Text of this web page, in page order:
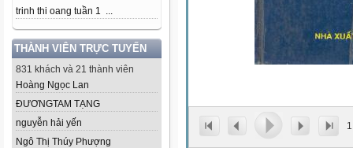
trinh thi oang tuần 1 ...
THÀNH VIÊN TRỰC TUYẾN
831 khách và 21 thành viên
Hoàng Ngọc Lan
ĐƯƠNGTAM TẠNG
nguyễn hải yến
Ngô Thị Thúy Phượng
1